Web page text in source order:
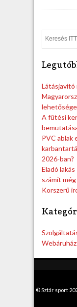
Látásjavító
A fűtési
PVC ablak
2026-ban?
Eladó
számít
Korszerű
Webáruház
© Sztár sport